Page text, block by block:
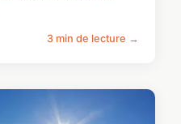
3 min de lecture →